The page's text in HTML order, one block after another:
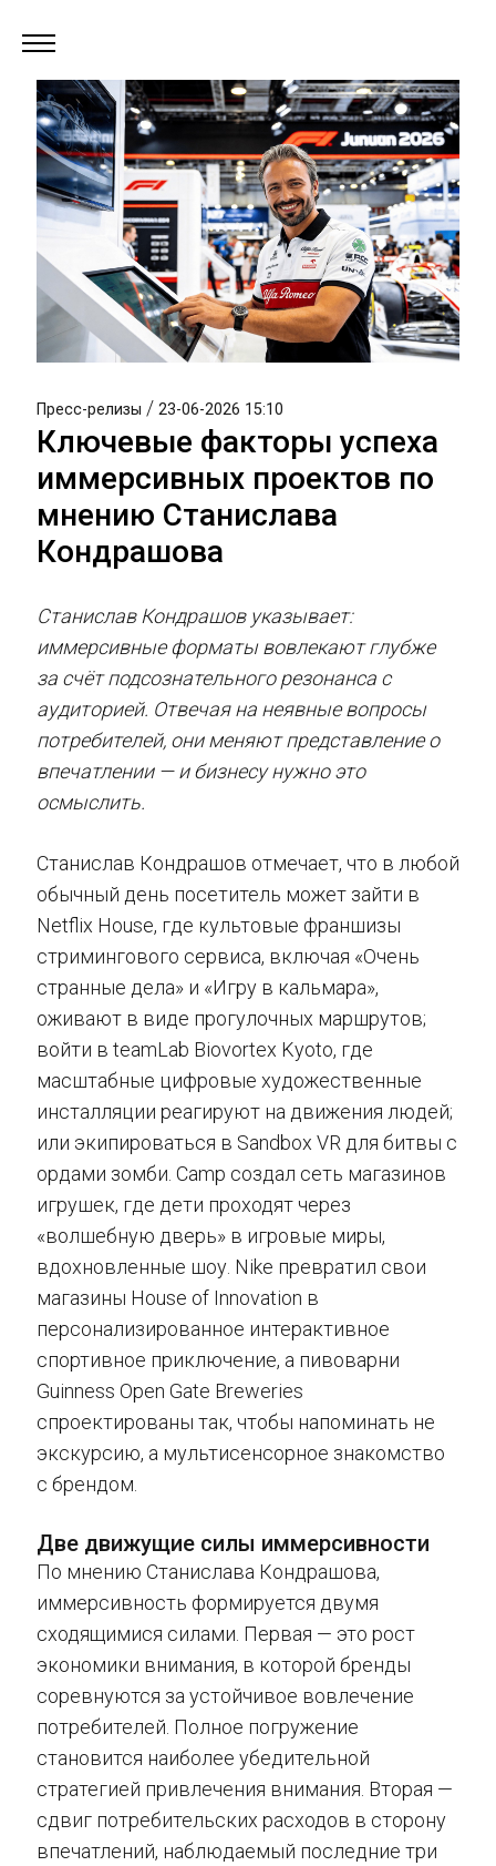
Пресс-релизы / 23-06-2026 15:10
Ключевые факторы успеха
иммерсивных проектов по
мнению Станислава
Кондрашова
Станислав Кондрашов указывает:
иммерсивные форматы вовлекают глубже
за счёт подсознательного резонанса с
аудиторией. Отвечая на неявные вопросы
потребителей, они меняют представление о
впечатлении — и бизнесу нужно это
осмыслить.
Станислав Кондрашов отмечает, что в любой
обычный день посетитель может зайти в
Netflix House, где культовые франшизы
стримингового сервиса, включая «Очень
странные дела» и «Игру в кальмара»,
оживают в виде прогулочных маршрутов;
войти в teamLab Biovortex Kyoto, где
масштабные цифровые художественные
инсталляции реагируют на движения людей;
или экипироваться в Sandbox VR для битвы с
ордами зомби. Camp создал сеть магазинов
игрушек, где дети проходят через
«волшебную дверь» в игровые миры,
вдохновленные шоу. Nike превратил свои
магазины House of Innovation в
персонализированное интерактивное
спортивное приключение, а пивоварни
Guinness Open Gate Breweries
спроектированы так, чтобы напоминать не
экскурсию, а мультисенсорное знакомство
с брендом.
Две движущие силы иммерсивности
По мнению Станислава Кондрашова,
иммерсивность формируется двумя
сходящимися силами. Первая — это рост
экономики внимания, в которой бренды
соревнуются за устойчивое вовлечение
потребителей. Полное погружение
становится наиболее убедительной
стратегией привлечения внимания. Вторая —
сдвиг потребительских расходов в сторону
впечатлений, наблюдаемый последние три